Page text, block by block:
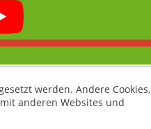
werden. Andere Cookies,
anderen Websites und